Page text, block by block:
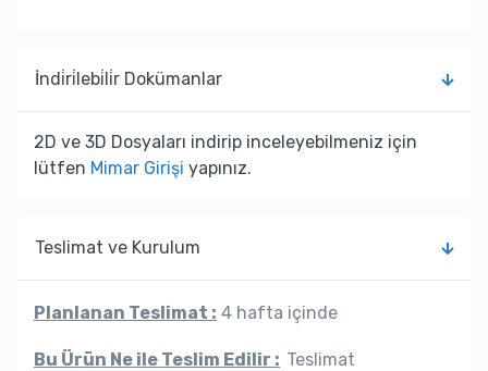
İndi̇ri̇lebi̇li̇r Dokümanlar
2D ve 3D Dosyaları indirip inceleyebilmeniz için
lütfen Mimar Girişi yapınız.
Teslimat ve Kurulum
Planlanan Teslimat : 4 hafta içinde
Bu Ürün Ne ile Teslim Edilir : Teslimat